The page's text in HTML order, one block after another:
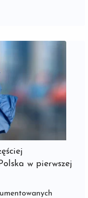
w pierwszej